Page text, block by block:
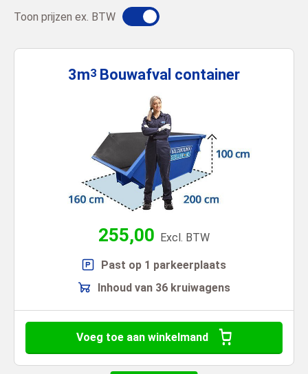
Toon prijzen ex. BTW
3m3 Bouwafval container
255,00 Excl. BTW
Past op 1 parkeerplaats
Inhoud van 36 kruiwagens
Voeg toe aan winkelmand